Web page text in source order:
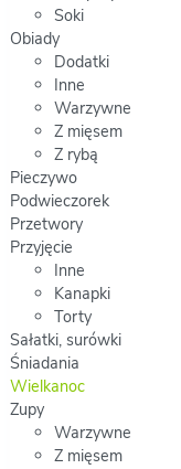
Soki
Obiady
Dodatki
Inne
Warzywne
Z mięsem
Z rybą
Pieczywo
Podwieczorek
Przetwory
Przyjęcie
Inne
Kanapki
Torty
Sałatki, surówki
Śniadania
Wielkanoc
Zupy
Warzywne
Z mięsem